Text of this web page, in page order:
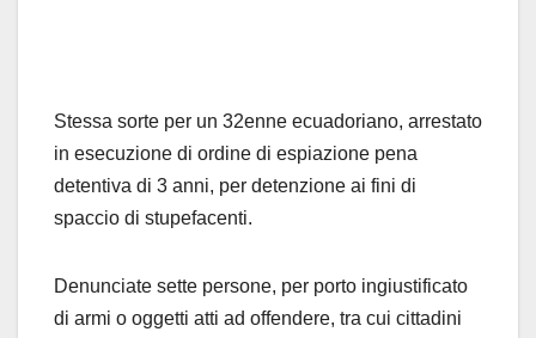
Stessa sorte per un 32enne ecuadoriano, arrestato
in esecuzione di ordine di espiazione pena
detentiva di 3 anni, per detenzione ai fini di
spaccio di stupefacenti.
Denunciate sette persone, per porto ingiustificato
di armi o oggetti atti ad offendere, tra cui cittadini